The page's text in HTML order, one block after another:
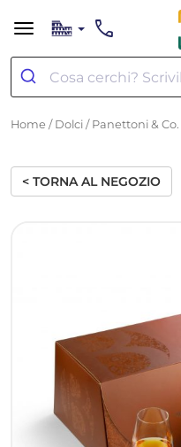
call
Home / Dolci / Panettoni & Co.
< TORNA AL NEGOZIO